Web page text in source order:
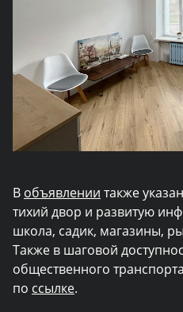
В объявлении также
тихий двор и развитую
школа, садик, магазины,
Также в шаговой
общественного
по ссылке.